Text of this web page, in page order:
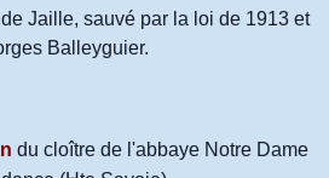
Jaille, sauvé par la loi de 1913 et
Balleyguier.
du cloître de l'abbaye Notre Dame